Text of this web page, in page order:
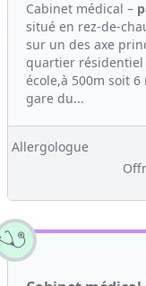
Cabinet médical –
situé en rez-de-
sur un des axe
quartier résidentiel
école,à 500m soit 6
gare du...
Allergologue